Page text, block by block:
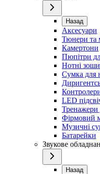
Назад
Аксесуари
Тюнери та
Камертони
Пюпітри
Нотні
Сумка для
LED
Тренажери
Фірмовий
Музичні
Батарейки
Звукове
Назад